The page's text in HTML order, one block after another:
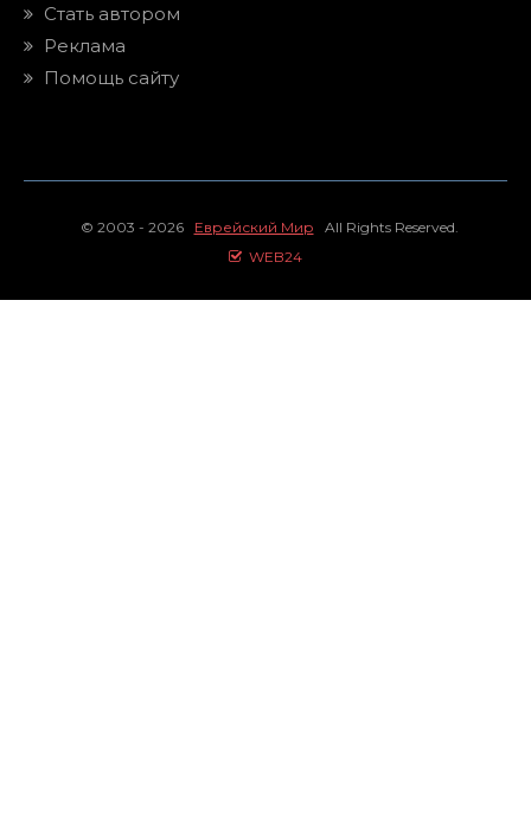
Стать автором
Реклама
Помощь сайту
© 2003 - 2026 Еврейский Мир All Rights Reserved.
WEB24